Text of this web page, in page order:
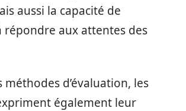
aussi la capacité de
répondre aux attentes des
méthodes d’évaluation, les
également leur